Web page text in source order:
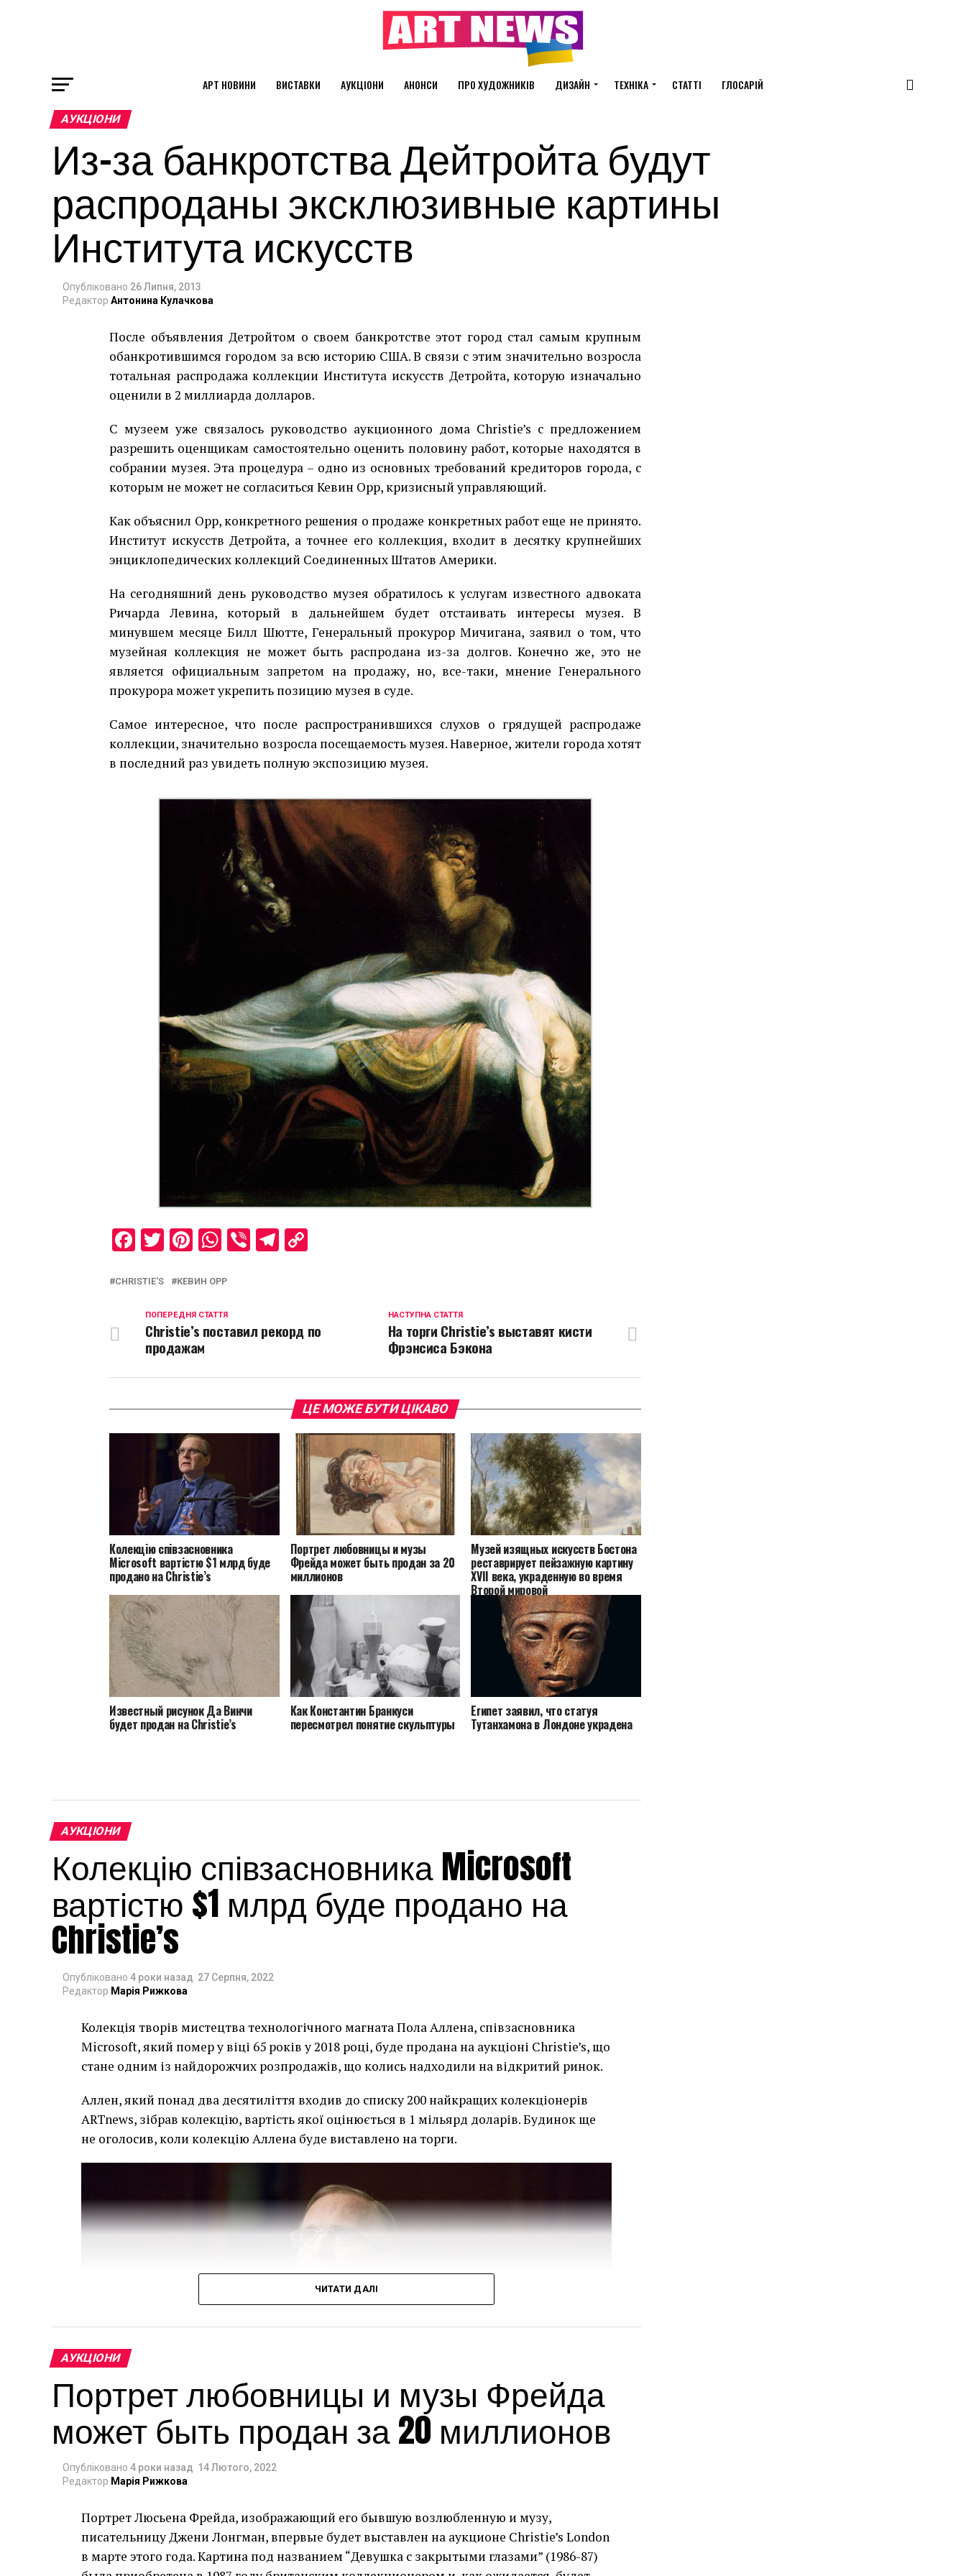
АРТ НОВИНИ ВИСТАВКИ АУКЦІОНИ АНОНСИ ПРО ХУДОЖНИКІВ ДИЗАЙН ТЕХНІКА СТАТТІ ГЛОСАРІЙ
АУКЦІОНИ
Из-за банкротства Дейтройта будут
распроданы эксклюзивные картины
Института искусств
Опубліковано 26 Липня, 2013
Редактор Антонина Кулачкова
После объявления Детройтом о своем банкротстве этот город стал самым крупным
обанкротившимся городом за всю историю США. В связи с этим значительно возросла
тотальная распродажа коллекции Института искусств Детройта, которую изначально
оценили в 2 миллиарда долларов.
С музеем уже связалось руководство аукционного дома Christie’s с предложением
разрешить оценщикам самостоятельно оценить половину работ, которые находятся в
собрании музея. Эта процедура – одно из основных требований кредиторов города, с
которым не может не согласиться Кевин Орр, кризисный управляющий.
Как объяснил Орр, конкретного решения о продаже конкретных работ еще не принято.
Институт искусств Детройта, а точнее его коллекция, входит в десятку крупнейших
энциклопедических коллекций Соединенных Штатов Америки.
На сегодняшний день руководство музея обратилось к услугам известного адвоката
Ричарда Левина, который в дальнейшем будет отстаивать интересы музея. В
минувшем месяце Билл Шютте, Генеральный прокурор Мичигана, заявил о том, что
музейная коллекция не может быть распродана из-за долгов. Конечно же, это не
является официальным запретом на продажу, но, все-таки, мнение Генерального
прокурора может укрепить позицию музея в суде.
Самое интересное, что после распространившихся слухов о грядущей распродаже
коллекции, значительно возросла посещаемость музея. Наверное, жители города хотят
в последний раз увидеть полную экспозицию музея.
Facebook
Twitter
Pinterest
WhatsApp
ViberTelegram
CHRISTIE'S КЕВИН ОРР
НАСТУПНА СТАТТЯ
На торги Christie’s выставят кисти
Фрэнсиса Бэкона
ПОПЕРЕДНЯ СТАТТЯ
Christie’s поставил рекорд по
продажам
ЦЕ МОЖЕ БУТИ ЦІКАВО
Колекцію співзасновника
Microsoft вартістю $1 млрд буде
продано на Christie’s
Портрет любовницы и музы
Фрейда может быть продан за 20
миллионов
Музей изящных искусств Бостона
реставрирует пейзажную картину
XVII века, украденную во время
Второй мировой
Известный рисунок Да Винчи
будет продан на Christie’s
Как Константин Бранкуси
пересмотрел понятие скульптуры
Египет заявил, что статуя
Тутанхамона в Лондоне украдена
АУКЦІОНИ
Колекцію співзасновника Microsoft
вартістю $1 млрд буде продано на
Christie’s
Опубліковано 4 роки назад 27 Серпня, 2022
Редактор Марія Рижкова
Колекція творів мистецтва технологічного магната Пола Аллена, співзасновника
Microsoft, який помер у віці 65 років у 2018 році, буде продана на аукціоні Christie’s, що
стане одним із найдорожчих розпродажів, що колись надходили на відкритий ринок.
Аллен, який понад два десятиліття входив до списку 200 найкращих колекціонерів
ARTnews, зібрав колекцію, вартість якої оцінюється в 1 мільярд доларів. Будинок ще
не оголосив, коли колекцію Аллена буде виставлено на торги.
Christie’s продасть групу зі 150 творів мистецтва зі спадщини Аллена. Цей продаж
може стати найдорожчою колекцією творів мистецтва за всю історію аукціонів,
випередивши два нещодавні значущі аукціони з продажу одного власника.
ЧИТАТИ ДАЛІ
АУКЦІОНИ
Портрет любовницы и музы Фрейда
может быть продан за 20 миллионов
Опубліковано 4 роки назад 14 Лютого, 2022
Редактор Марія Рижкова
Портрет Люсьена Фрейда, изображающий его бывшую возлюбленную и музу,
писательницу Джени Лонгман, впервые будет выставлен на аукционе Christie’s London
в марте этого года. Картина под названием “Девушка с закрытыми глазами” (1986-87)